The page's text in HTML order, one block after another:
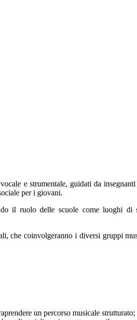
vocale e strumentale, guidati da
per i giovani.
il ruolo delle scuole come luoghi
che coinvolgeranno i diversi gruppi
un percorso musicale strutturato;